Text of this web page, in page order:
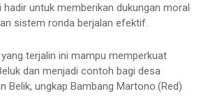
hadir untuk memberikan dukungan moral
sistem ronda berjalan efektif.
terjalin ini mampu memperkuat
dan menjadi contoh bagi desa
Belik, ungkap Bambang Martono.(Red)